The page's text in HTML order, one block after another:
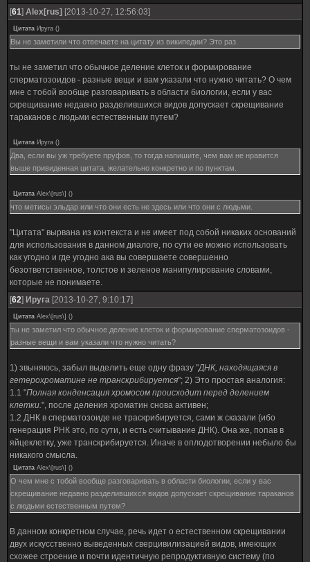
[61] Alex[rus] [2013-10-27, 12:56:03]
Цитата Ируга ()
Вы не заметили что отвечаете на цитату из википедии? Это раз.
ты не заметил что обычное деление клеток и формирование
сперматозоидов - разные вещи и вам указали что нужно читать? О чем
мне с тобой вообще разговаривать в области биологии, если у вас
скрещивание недавно разделившихся видов допускает скрещивание
тараканов с людьми естественным путем?
Цитата Ируга ()
Два, если вы уж требуете пруфов, то тогда напишите, чем вам не нравится
выше привиденная цитата, желательно конкретно и по пунктам.
Цитата Alex\[rus\] ()
что метисы эльдар или что они есть не здесь или что они с людьми.
"Цитата" вырвана из контекста и не имеет под собой никаких оснований
для использования в данном диалоге, по сути ее можно использовать
как угодно и где угодно ака вы совершаете совершенно
безответственное, толстое и зеленое манипулирование словами,
которые не понимаете.
[62] Ируга [2013-10-27, 9:10:17]
Цитата Alex\[rus\] ()
ты не заметил что обычное деление клеток и формирование сперматозоидов -
разные вещи и вам указали что нужно читать?
1) звыняюсь, забыл выделить еще одну фразу "ДНК, находящаяся в
гетерохроматине не транскрибируется"; 2) Это простая аналогия:
1.1 "Полная конденсация хромосом происходит перед делением
клетки.", после деления хроматин снова активен;
1.2 ДНК в сперматозоиде не траскрибируется, сами ж сказали (ибо
генерация РНК это, по сути, и есть считывание ДНК). Она же, попав в
яйцеклетку, уже транскрибируется. Иначе в оплодотворении небыло бы
никакого смысла.
Цитата Alex\[rus\] ()
О чем мне с тобой вообще разговаривать в области биологии, если у вас
скрещивание недавно разделившихся видов допускает скрещивание тараканов
с людьми естественным путем?
В данном конкретном случае, речь идет о естественном скрещивании
двух искусственно выведенных сверцивилизацией видов, имеющих
схожее строение и почти идентичную репродуктивную систему (по